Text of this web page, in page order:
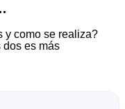
y como se realiza?
es más